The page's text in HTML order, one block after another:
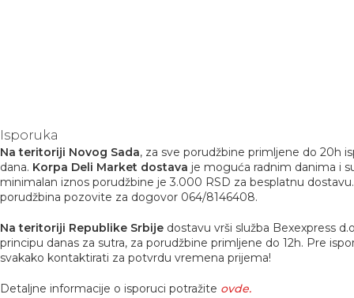
Isporuka
Na teritoriji Novog Sada, za sve porudžbine primljene do 20h
dana. Korpa Deli Market dostava je moguća radnim danima i
minimalan iznos porudžbine je 3.000 RSD za besplatnu
porudžbina pozovite za dogovor 064/8146408.
Na teritoriji Republike Srbije dostavu vrši služba Bexexpress
principu danas za sutra, za porudžbine primljene do 12h. Pre
svakako kontaktirati za potvrdu vremena prijema!
Detaljne informacije o isporuci potražite ovde.